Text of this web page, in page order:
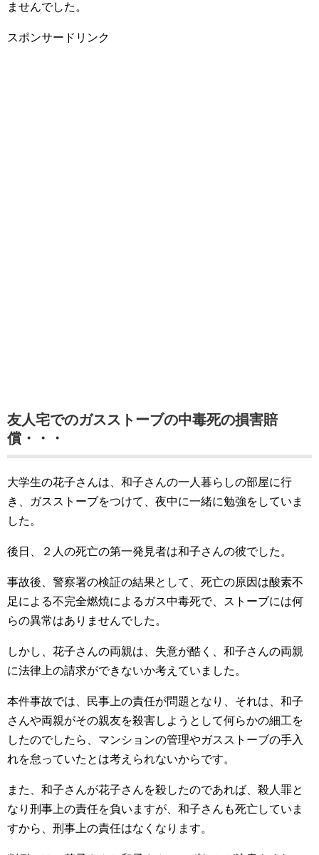
ませんでした。
スポンサードリンク
友人宅でのガスストーブの中毒死の損害賠
償・・・
大学生の花子さんは、和子さんの一人暮らしの部屋に行
き、ガスストーブをつけて、夜中に一緒に勉強をしていま
した。
後日、２人の死亡の第一発見者は和子さんの彼でした。
事故後、警察署の検証の結果として、死亡の原因は酸素不
足による不完全燃焼によるガス中毒死で、ストーブには何
らの異常はありませんでした。
しかし、花子さんの両親は、失意が酷く、和子さんの両親
に法律上の請求ができないか考えていました。
本件事故では、民事上の責任が問題となり、それは、和子
さんや両親がその親友を殺害しようとして何らかの細工を
したのでしたら、マンションの管理やガスストーブの手入
れを怠っていたとは考えられないからです。
また、和子さんが花子さんを殺したのであれば、殺人罪と
なり刑事上の責任を負いますが、和子さんも死亡していま
すから、刑事上の責任はなくなります。